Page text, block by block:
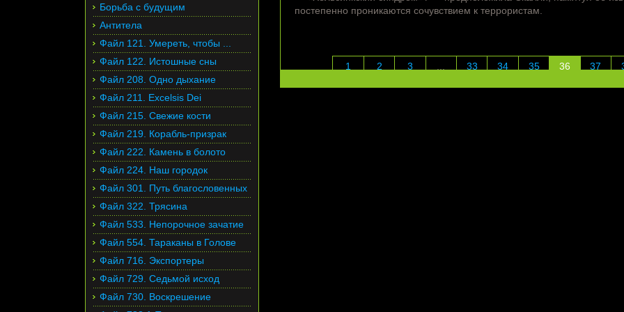
постепенно проникаются сочувствием к террористам.
1 2 3 33 34 35 36 37
Борьба с будущим
Антитела
Файл 121. Умереть, чтобы ...
Файл 122. Истошные сны
Файл 208. Одно дыхание
Файл 211. Excelsis Dei
Файл 215. Свежие кости
Файл 219. Корабль-призрак
Файл 222. Камень в болото
Файл 224. Наш городок
Файл 301. Путь благословенных
Файл 322. Трясина
Файл 533. Непорочное зачатие
Файл 554. Тараканы в Голове
Файл 716. Экспортеры
Файл 729. Седьмой исход
Файл 730. Воскрешение